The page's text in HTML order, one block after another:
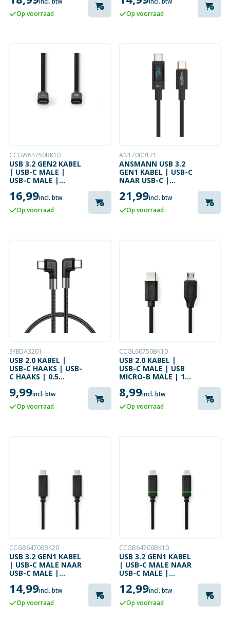
Op voorraad Op voorraad
CCGW64750BK10
USB 3.2 GEN2 KABEL
| USB-C MALE |
USB-C MALE |
16,99incl. btw
Op voorraad
AN17000171
ANSMANN USB 3.2
GEN1 KABEL | USB-C
NAAR USB-C |
METER
21,99incl. btw
Op voorraad
SYEDA3201
USB 2.0 KABEL |
USB-C HAAKS | USB-
C HAAKS | 0.5
9,99incl. btw
Op voorraad
CCGL60750BK10
USB 2.0 KABEL |
USB-C MALE | USB
MICRO-B MALE | 1
8,99incl. btw
Op voorraad
CCGB64700BK20
USB 3.2 GEN1 KABEL
| USB-C MALE NAAR
USB-C MALE |
14,99incl. btw
Op voorraad
CCGB64700BK10
USB 3.2 GEN1 KABEL
| USB-C MALE NAAR
USB-C MALE |
12,99incl. btw
Op voorraad